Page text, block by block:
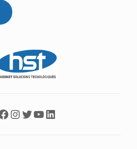
Instagram
Twitter
YouTube
LinkedIn